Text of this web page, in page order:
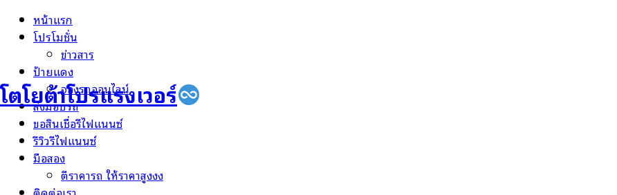
Skip
โตโยต้าโปรแรงเวอร์
หน้าแรก
โปรโมชั่น
ข่าวสาร
ป้ายแดง
จองรถออนไลน์
ส่งมอบรถ
ขอสินเชื่อรีไฟแนนซ์
รีวิวรีไฟแนนซ์
มือสอง
ตีราคารถ ให้ราคาสูงงง